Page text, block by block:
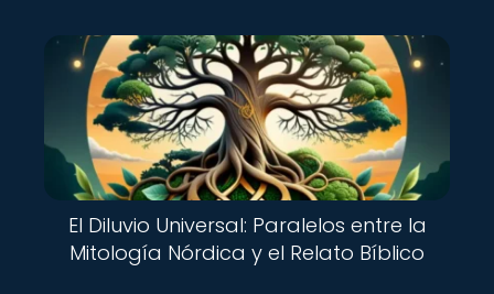
El Diluvio Universal: Paralelos entre la
Mitología Nórdica y el Relato Bíblico